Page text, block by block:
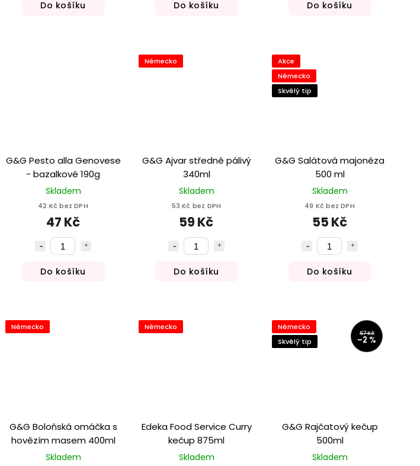
Do košíku Do košíku Do košíku
G&G Pesto alla Genovese
- bazalkové 190g
Skladem
42 Kč bez DPH
47 Kč
Do košíku
Německo
G&G Ajvar středně pálivý
340ml
Skladem
53 Kč bez DPH
59 Kč
Do košíku
Akce
Německo
Skvělý tip
G&G Salátová majonéza
500 ml
Skladem
49 Kč bez DPH
55 Kč
Do košíku
Německo
G&G Boloňská omáčka s
hovězím masem 400ml
Skladem
Německo
Edeka Food Service Curry
kečup 875ml
Skladem
Německo
Skvělý tip
67 Kč
–2 %
G&G Rajčatový kečup
500ml
Skladem